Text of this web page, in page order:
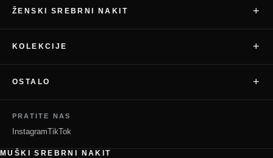
ŽENSKI SREBRNI NAKIT +
KOLEKCIJE +
OSTALO +
PRATITE NAS
InstagramTikTok
MUŠKI SREBRNI NAKIT